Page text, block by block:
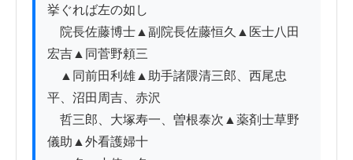
挙ぐれば左の如し
院長佐藤博士▲副院長佐藤恒久▲医士八田
宏吉▲同菅野頼三
▲同前田利雄▲助手諸隈清三郎、西尾忠
平、沼田周吉、赤沢
哲三郎、大塚寿一、曽根泰次▲薬剤士草野
儀助▲外看護婦十